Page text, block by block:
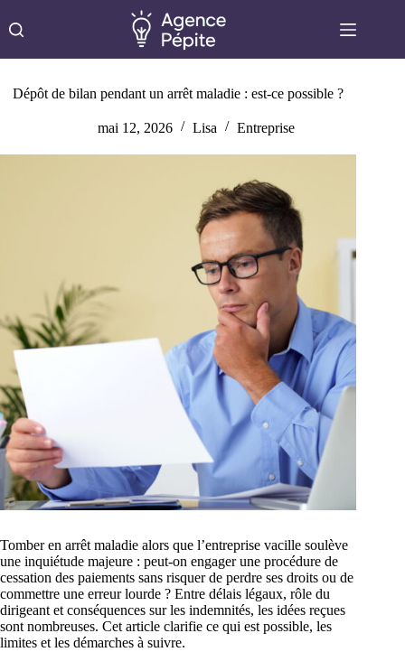
au
contenu
Dépôt de bilan pendant un arrêt maladie : est-ce possible ?
mai 12, 2026 Lisa Entreprise
Tomber en arrêt maladie alors que l’entreprise vacille soulève
une inquiétude majeure : peut-on engager une procédure de
cessation des paiements sans risquer de perdre ses droits ou de
commettre une erreur lourde ? Entre délais légaux, rôle du
dirigeant et conséquences sur les indemnités, les idées reçues
sont nombreuses. Cet article clarifie ce qui est possible, les
limites et les démarches à suivre.